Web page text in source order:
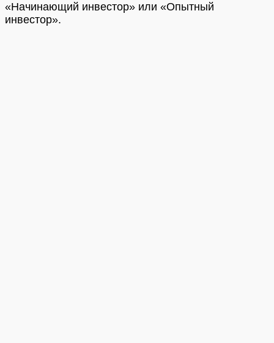
«Начинающий инвестор» или «Опытный
инвестор».